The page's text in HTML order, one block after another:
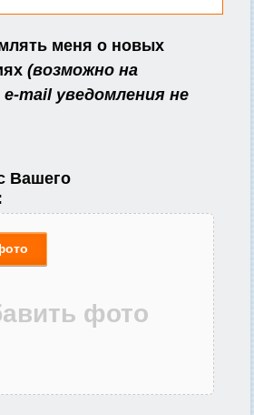
меня о новых
(возможно на
mail уведомления не
Вашего